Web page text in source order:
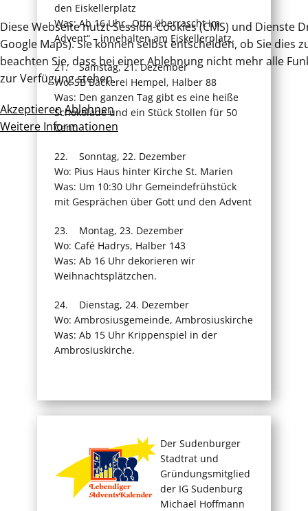
den Eiskellerplatz
Was: Ab 16 Uhr „Otto überrascht im
Advent“ – innehalten am Eiskellerplatz.
21. Samstag, 21. Dezember
Wo: SB Bäckerei Hempel, Halber 88
Was: Den ganzen Tag gibt es eine heiße
Schokolade und ein Stück Stollen für 50
Cent.
22. Sonntag, 22. Dezember
Wo: Pius Haus hinter Kirche St. Marien
Was: Um 10:30 Uhr Gemeindefrühstück
mit Gesprächen über Gott und den Advent
23. Montag, 23. Dezember
Wo: Café Hadrys, Halber 143
Was: Ab 16 Uhr dekorieren wir
Weihnachtsplätzchen.
24. Dienstag, 24. Dezember
Wo: Ambrosiusgemeinde, Ambrosiuskirche
Was: Ab 15 Uhr Krippenspiel in der
Ambrosiuskirche.
Der Sudenburger
Stadtrat und
Gründungsmitglied
der IG Sudenburg
Michael Hoffmann
Diese Webseite nutzt Session-Cookies (CMS) und Dienste
Google Maps). Sie können selbst entscheiden, ob Sie dies
beachten Sie, dass bei einer Ablehnung nicht mehr alle
zur Verfügung stehen.
AkzeptierenAblehnen
Weitere Informationen